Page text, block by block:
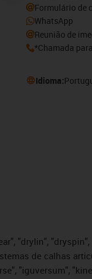
Formulário de
WhatsApp
Reunião de
*Chamada
Idioma:
"drylin",
de calhas
"iguversum",